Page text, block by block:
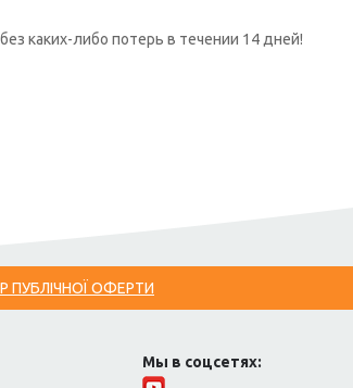
каких-либо потерь в течении 14 дней!
ПУБЛІЧНОЇ ОФЕРТИ
Мы в соцсетях: